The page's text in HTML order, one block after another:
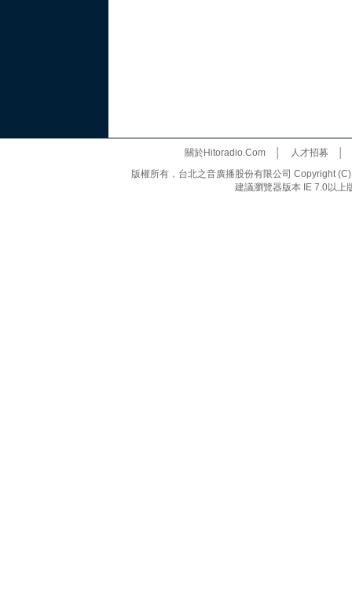
關於Hitoradio.Com│ 人才招募
版權所有，台北之音廣播股份有限公司 Copyright
建議瀏覽器版本 IE 7.0以上